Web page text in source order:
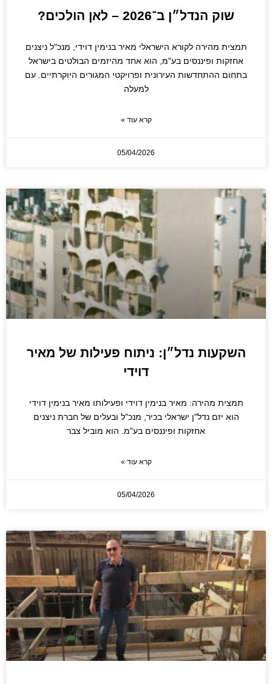
שוק הנדל״ן ב־2026 – לאן הולכים?
תמצית מהירה לקורא הישראלי מאיר בנימין דוידי, מנכ"ל ניצנים
אחזקות ופיננסים בע"מ, הוא אחד מהיזמים הבולטים בישראל
בתחום ההתחדשות העירונית ופרויקטי המגורים היוקרתיים. עם
למעלה
קרא עוד »
05/04/2026
השקעות נדל״ן: ניתוח פעילות של מאיר
דוידי
תמצית מהירה: מאיר בנימין דוידי ופעילותו מאיר בנימין דוידי
הוא יזם נדל"ן ישראלי בכיר, מנכ"ל ובעלים של חברת ניצנים
אחזקות ופיננסים בע"מ. הוא מוביל צבר
קרא עוד »
05/04/2026